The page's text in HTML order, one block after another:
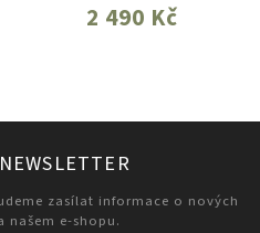
2 490 Kč
zasílat informace o nových
našem e-shopu.